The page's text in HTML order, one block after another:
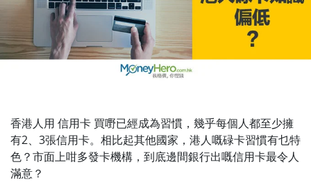
香港人用 信用卡 買嘢已經成為習慣，幾乎每個人都至少擁
有2、3張信用卡。相比起其他國家，港人嘅碌卡習慣有乜特
色？市面上咁多發卡機構，到底邊間銀行出嘅信用卡最令人
滿意？